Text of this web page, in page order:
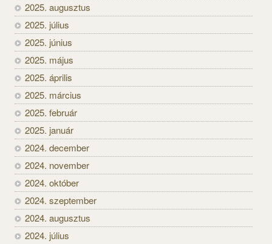
2025. augusztus
2025. július
2025. június
2025. május
2025. április
2025. március
2025. február
2025. január
2024. december
2024. november
2024. október
2024. szeptember
2024. augusztus
2024. július